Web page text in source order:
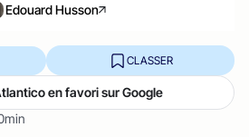
Edouard Husson
CLASSER
en favori sur Google